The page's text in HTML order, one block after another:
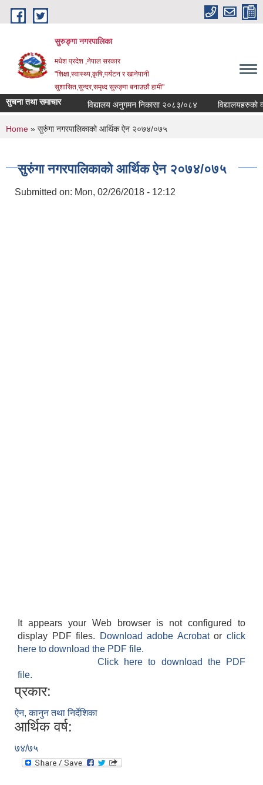
Skip to main content
सुरुङ्‍गा नगरपालिका
मधेश प्रदेश ,नेपाल सरकार
"शिक्षा,स्वास्थ्य,कृषि,पर्यटन र खानेपानी
सुशासित,सुन्दर,समृध्द सुरुङ्गा बनाउछौ हामी"
सुचना तथा समाचार विद्यालय अनुगमन निकासा २०८३/०८४ विद्यालयहरुको
You are here
Home » सुरुंगा नगरपालिकाको आर्थिक ऐन २०७४/०७५
सुरुंगा नगरपालिकाको आर्थिक ऐन २०७४/०७५
Submitted on: Mon, 02/26/2018 - 12:12
It appears your Web browser is not configured to
display PDF files.
Download adobe Acrobatorclick
here to download the PDF file.
Click here to download the PDF
file.
प्रकार:
ऐन, कानुन तथा निर्देशिका
आर्थिक वर्ष:
७४/७५